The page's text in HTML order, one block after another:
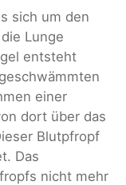
sich um den
Lunge
entsteht
einer
dort über das
Blutpfropf
Das
nicht mehr